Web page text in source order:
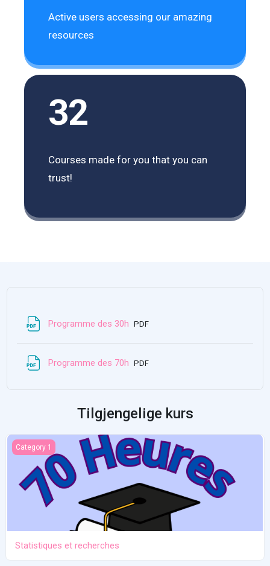
Active users accessing our amazing
resources
32
Courses made for you that you can
trust!
Programme des 30h Fil
PDF
Programme des 70h Fil
PDF
Tilgjengelige kurs
Statistiques et recherches
Category 1
Statistiques et recherches